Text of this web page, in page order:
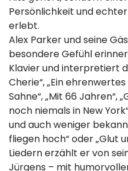
Persönlichkeit und
erlebt.
Alex Parker und seine
besondere Gefühl
Klavier und interpretiert
Cherie“, „Ein
Sahne“, „Mit 66 Jahren“,
noch niemals in New
und auch weniger
fliegen hoch“ oder „Glut
Liedern erzählt er von
Jürgens – mit